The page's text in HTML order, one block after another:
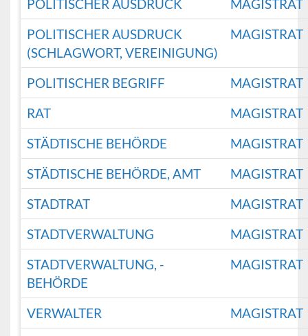
POLITISCHER AUSDRUCK
MAGISTRAT
POLITISCHER AUSDRUCK
(SCHLAGWORT, VEREINIGUNG)
MAGISTRAT
POLITISCHER BEGRIFF
MAGISTRAT
RAT
MAGISTRAT
STÄDTISCHE BEHÖRDE
MAGISTRAT
STÄDTISCHE BEHÖRDE, AMT
MAGISTRAT
STADTRAT
MAGISTRAT
STADTVERWALTUNG
MAGISTRAT
STADTVERWALTUNG, -
BEHÖRDE
MAGISTRAT
VERWALTER
MAGISTRAT